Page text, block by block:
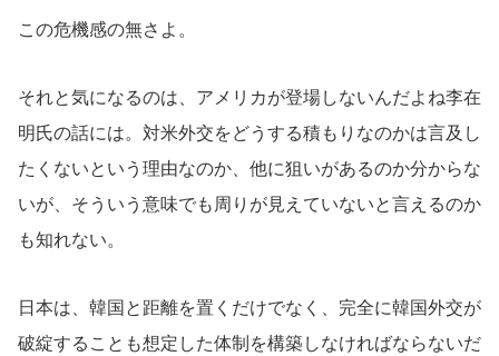
この危機感の無さよ。
それと気になるのは、アメリカが登場しないんだよね李在
明氏の話には。対米外交をどうする積もりなのかは言及し
たくないという理由なのか、他に狙いがあるのか分からな
いが、そういう意味でも周りが見えていないと言えるのか
も知れない。
日本は、韓国と距離を置くだけでなく、完全に韓国外交が
破綻することも想定した体制を構築しなければならないだ